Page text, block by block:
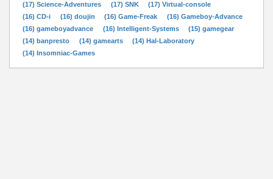
(17) Science-Adventures
(17) SNK
(17) Virtual-console
(16) CD-i
(16) doujin (16) Game-Freak
(16) Gameboy-Advance
(16) gameboyadvance
(16) Intelligent-Systems
(15) gamegear
(14) banpresto
(14) gamearts
(14) Hal-Laboratory
(14) Insomniac-Games